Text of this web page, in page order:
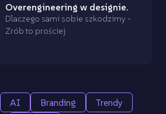
Overengineering w designie.
Dlaczego sami sobie szkodzimy -
Zrób to prościej
AI Branding
Trendy